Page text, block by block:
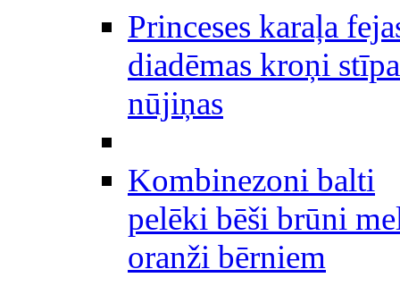
Princeses karaļa
diadēmas kroņi
nūjiņas
Kombinezoni balti
pelēki bēši brūni
oranži bērniem